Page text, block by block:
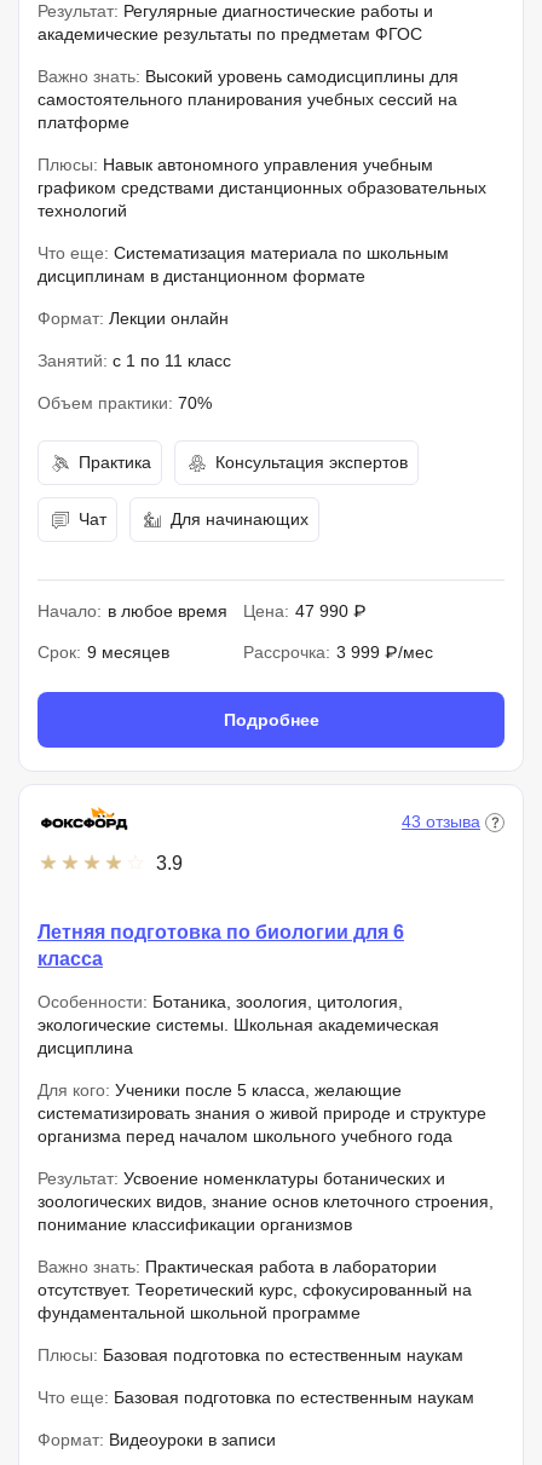
Результат: Регулярные диагностические работы и
академические результаты по предметам ФГОС
Важно знать: Высокий уровень самодисциплины для
самостоятельного планирования учебных сессий на
платформе
Плюсы: Навык автономного управления учебным
графиком средствами дистанционных образовательных
технологий
Что еще: Систематизация материала по школьным
дисциплинам в дистанционном формате
Формат: Лекции онлайн
Занятий: с 1 по 11 класс
Объем практики: 70%
Практика Консультация экспертов
Чат Для начинающих
Начало: в любое время Цена: 47 990 ₽
Срок: 9 месяцев Рассрочка: 3 999 ₽/мес
Подробнее
3.9
43 отзыва
Летняя подготовка по биологии для 6
класса
Особенности: Ботаника, зоология, цитология,
экологические системы. Школьная академическая
дисциплина
Для кого: Ученики после 5 класса, желающие
систематизировать знания о живой природе и структуре
организма перед началом школьного учебного года
Результат: Усвоение номенклатуры ботанических и
зоологических видов, знание основ клеточного строения,
понимание классификации организмов
Важно знать: Практическая работа в лаборатории
отсутствует. Теоретический курс, сфокусированный на
фундаментальной школьной программе
Плюсы: Базовая подготовка по естественным наукам
Что еще: Базовая подготовка по естественным наукам
Формат: Видеоуроки в записи